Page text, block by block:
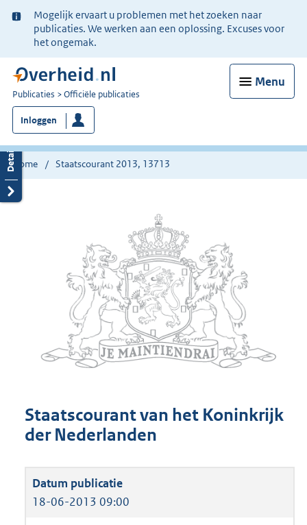
Ter
informatie:
Mogelijk ervaart u problemen met het zoeken naar
publicaties. We werken aan een oplossing. Excuses voor
het ongemak.
Menu
U
bent
nu
hier:
Publicaties Officiële publicaties
Inloggen
Home Staatscourant 2013, 13713
Staatscourant van het Koninkrijk
der Nederlanden
18-06-2013 09:00